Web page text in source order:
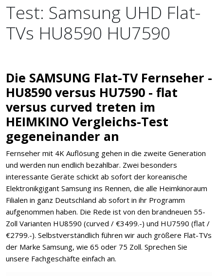
Test: Samsung UHD Flat-
TVs HU8590 HU7590
Die SAMSUNG Flat-TV Fernseher -
HU8590 versus HU7590 - flat
versus curved treten im
HEIMKINO Vergleichs-Test
gegeneinander an
Fernseher mit 4K Auflösung gehen in die zweite Generation
und werden nun endlich bezahlbar. Zwei besonders
interessante Geräte schickt ab sofort der koreanische
Elektronikgigant Samsung ins Rennen, die alle Heimkinoraum
Filialen in ganz Deutschland ab sofort in ihr Programm
aufgenommen haben. Die Rede ist von den brandneuen 55-
Zoll Varianten HU8590 (curved / €3499.-) und HU7590 (flat /
€2799.-). Selbstverständlich führen wir auch größere Flat-TVs
der Marke Samsung, wie 65 oder 75 Zoll. Sprechen Sie
unsere Fachgeschäfte einfach an.